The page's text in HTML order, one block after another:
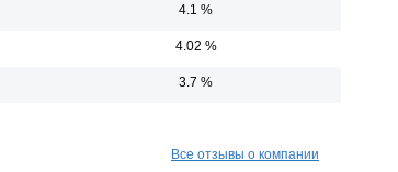
4.1 %
4.02 %
3.7 %
Все отзывы о компании